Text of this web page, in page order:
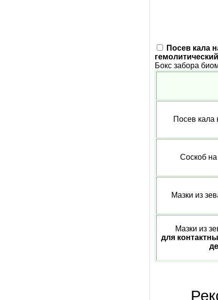
Посев кала
Бокс забора
Посев кала
Соскоб
Мазки из
Мазки из
для